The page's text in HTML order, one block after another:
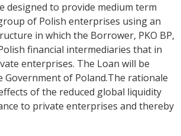
designed to provide medium term
of Polish enterprises using an
in which the Borrower, PKO BP,
financial intermediaries that in
enterprises. The Loan will be
Government of Poland.The rationale
of the reduced global liquidity
to private enterprises and thereby